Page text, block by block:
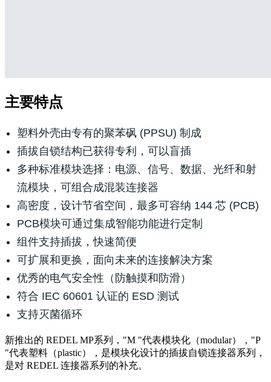
主要特点
塑料外壳由专有的聚苯砜 (PPSU) 制成
插拔自锁结构已获得专利，可以盲插
多种标准模块选择：电源、信号、数据、光纤和射
流模块，可组合成混装连接器
高密度，设计节省空间，最多可容纳 144 芯 (PCB)
PCB模块可通过集成智能功能进行定制
组件支持插拔，快速简便
可扩展和更换，面向未来的连接解决方案
优秀的电气安全性（防触摸和防滑）
符合 IEC 60601 认证的 ESD 测试
支持灭菌循环
新推出的 REDEL MP系列，"M "代表模块化（modular），"P
"代表塑料（plastic），是模块化设计的插拔自锁连接器系列，
是对 REDEL 连接器系列的补充。